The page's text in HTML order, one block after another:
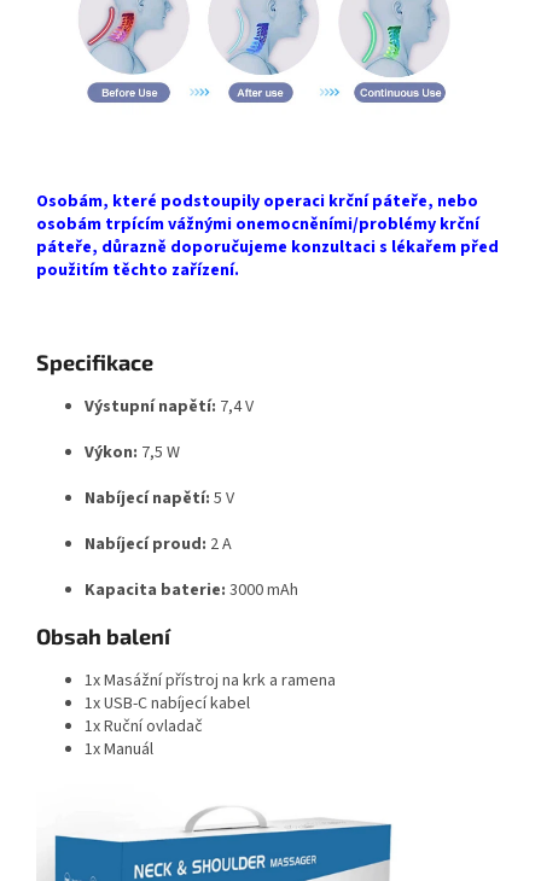
Osobám, které podstoupily operaci krční páteře, nebo
osobám trpícím vážnými onemocněními/problémy krční
páteře, důrazně doporučujeme konzultaci s lékařem před
použitím těchto zařízení.
Specifikace
Výstupní napětí: 7,4 V
Výkon: 7,5 W
Nabíjecí napětí: 5 V
Nabíjecí proud: 2 A
Kapacita baterie: 3000 mAh
Obsah balení
1x Masážní přístroj na krk a ramena
1x USB-C nabíjecí kabel
1x Ruční ovladač
1x Manuál